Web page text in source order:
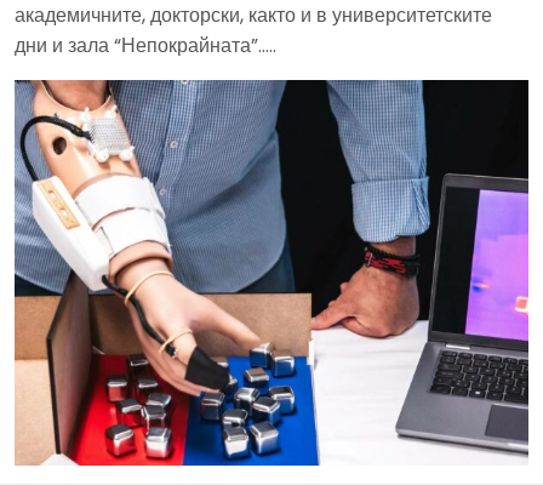
академичните, докторски, както и в университетските
дни и зала “Непокрайната”…..